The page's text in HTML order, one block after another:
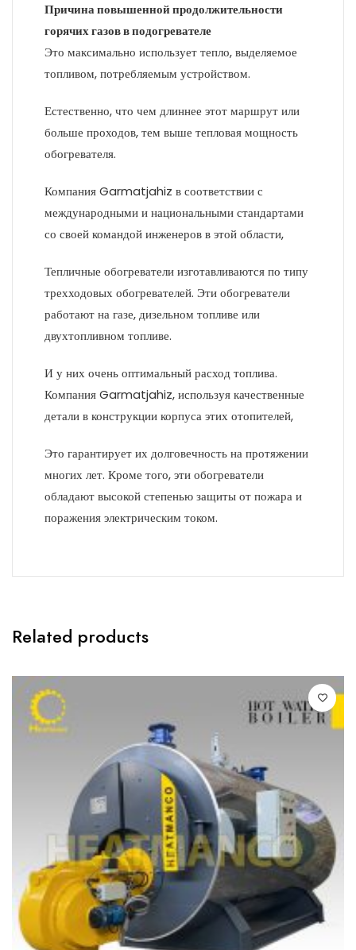
Причина повышенной продолжительности
горячих газов в подогревателе
Это максимально использует тепло, выделяемое
топливом, потребляемым устройством.
Естественно, что чем длиннее этот маршрут или
больше проходов, тем выше тепловая мощность
обогревателя.
Компания Garmatjahiz в соответствии с
международными и национальными стандартами
со своей командой инженеров в этой области,
Тепличные обогреватели изготавливаются по типу
трехходовых обогревателей. Эти обогреватели
работают на газе, дизельном топливе или
двухтопливном топливе.
И у них очень оптимальный расход топлива.
Компания Garmatjahiz, используя качественные
детали в конструкции корпуса этих отопителей,
Это гарантирует их долговечность на протяжении
многих лет. Кроме того, эти обогреватели
обладают высокой степенью защиты от пожара и
поражения электрическим током.
Related products